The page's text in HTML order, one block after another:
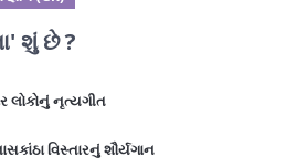
શું છે ?
લોકોનું નૃત્યગીત
વિસ્તારનું શૌર્યગાન